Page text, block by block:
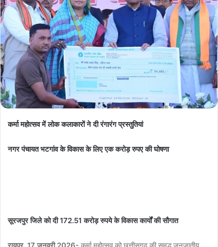
कर्मा महोत्सव में लोक कलाकारों ने दी रंगारंग प्रस्तुतियां
नगर पंचायत भटगांव के विकास के लिए एक करोड़ रुपए की घोषणा
सूरजपुर जिले को दी 172.51 करोड़ रुपये के विकास कार्यों की सौगात